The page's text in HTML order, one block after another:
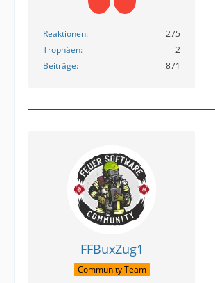
Reaktionen
275
Trophäen
2
Beiträge
871
FFBuxZug1
Community Team